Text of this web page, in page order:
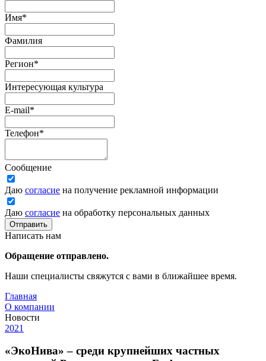
Имя*
Фамилия
Регион*
Интересующая культура
E-mail*
Телефон*
Сообщение
Даю согласие на получение рекламной информации
Даю согласие на обработку персональных данных
Отправить
Написать нам
Обращение отправлено.
Наши специалисты свяжутся с вами в ближайшее время.
Главная
О компании
Новости
2021
«ЭкоНива» – среди крупнейших частных